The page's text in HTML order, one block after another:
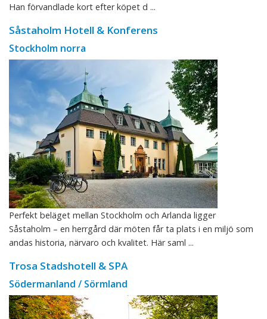
Han förvandlade kort efter köpet d ...
Såstaholm Hotell & Konferens
Stockholm norra
Perfekt beläget mellan Stockholm och Arlanda ligger
Såstaholm – en herrgård där möten får ta plats i en miljö som
andas historia, närvaro och kvalitet. Här saml ...
Trosa Stadshotell & SPA
Södermanland / Sörmland